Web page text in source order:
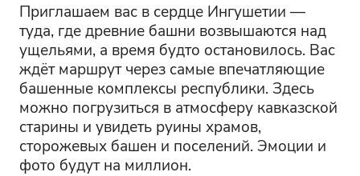
Приглашаем вас в сердце Ингушетии —
туда, где древние башни возвышаются над
ущельями, а время будто остановилось. Вас
ждёт маршрут через самые впечатляющие
башенные комплексы республики. Здесь
можно погрузиться в атмосферу кавказской
старины и увидеть руины храмов,
сторожевых башен и поселений. Эмоции и
фото будут на миллион.